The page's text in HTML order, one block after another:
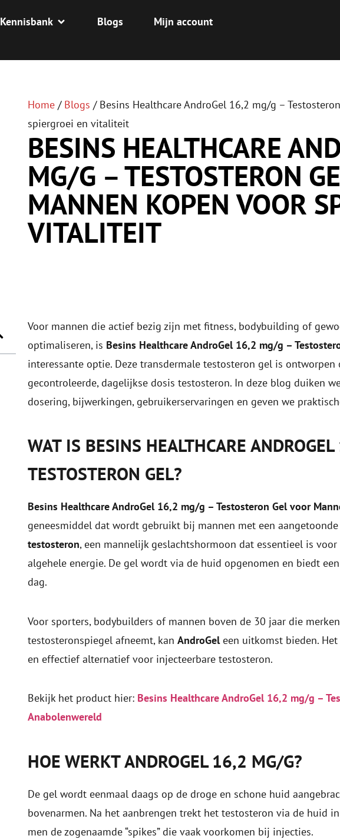
Kennisbank Blogs Mijn account
Home/ Blogs / Besins Healthcare AndroGel 16,2 mg/g –
spiergroei en vitaliteit
BESINS HEALTHCARE
MG/G – TESTOSTERON
MANNEN KOPEN VOOR
VITALITEIT
Voor mannen die actief bezig zijn met fitness, bodybuilding of
optimaliseren, is Besins Healthcare AndroGel 16,2 mg/g –
interessante optie. Deze transdermale testosteron gel is
gecontroleerde, dagelijkse dosis testosteron. In deze blog duiken
dosering, bijwerkingen, gebruikerservaringen en geven we
WAT IS BESINS HEALTHCARE
TESTOSTERON GEL?
Besins Healthcare AndroGel 16,2 mg/g – Testosteron Gel voor
geneesmiddel dat wordt gebruikt bij mannen met een
testosteron, een mannelijk geslachtshormoon dat essentieel is
algehele energie. De gel wordt via de huid opgenomen en biedt
dag.
Voor sporters, bodybuilders of mannen boven de 30 jaar die
testosteronspiegel afneemt, kan AndroGeleen uitkomst bieden.
en effectief alternatief voor injecteerbare testosteron.
Bekijk het product hier: Besins Healthcare AndroGel 16,2 mg/g –
Anabolenwereld
HOE WERKT ANDROGEL 16,2 MG/G?
De gel wordt eenmaal daags op de droge en schone huid
bovenarmen. Na het aanbrengen trekt het testosteron via de huid
men de zogenaamde “spikes” die vaak voorkomen bij injecties.